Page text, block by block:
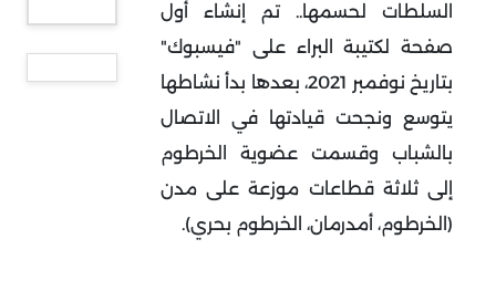
السلطات لحسمها.. تم إنشاء أول
صفحة لكتيبة البراء على "فيسبوك"
بتاريخ نوفمبر 2021، بعدها بدأ نشاطها
يتوسع ونجحت قيادتها في الاتصال
بالشباب وقسمت عضوية الخرطوم
إلى ثلاثة قطاعات موزعة على مدن
(الخرطوم، أمدرمان، الخرطوم بحري).